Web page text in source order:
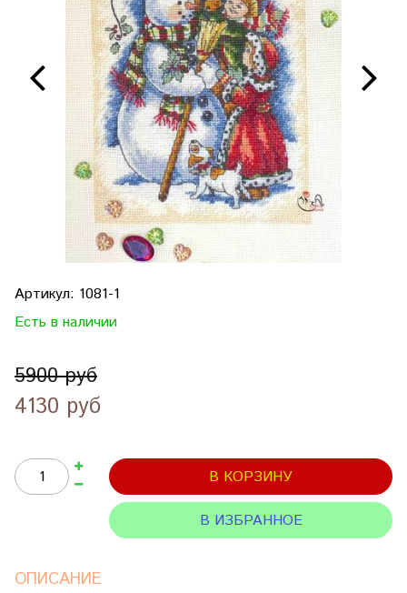
Артикул: 1081-1
Есть в наличии
5900 руб
4130 руб
В КОРЗИНУ
В ИЗБРАННОЕ
ОПИСАНИЕ